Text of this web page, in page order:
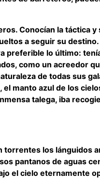
Conocían la táctica
a seguir su
lo último:
como un acreedor
de todas sus
manto azul de los
talega, iba
los lánguidos
pantanos de aguas
el cielo eternamente